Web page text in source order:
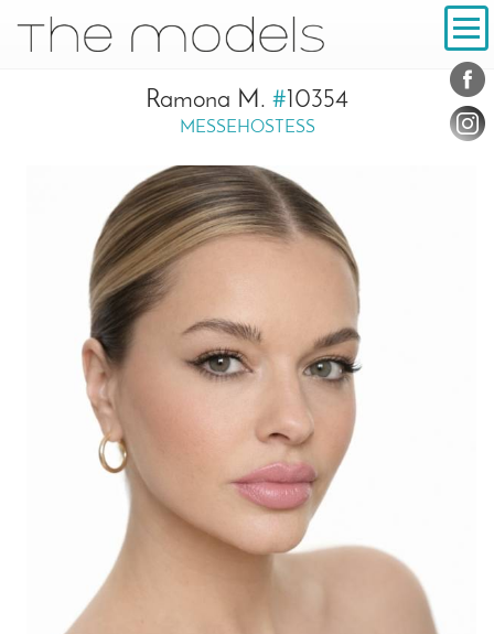
Navigation
Ramona M. #10354
MESSEHOSTESS